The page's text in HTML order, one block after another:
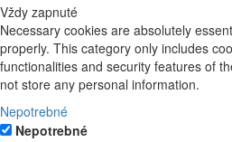
Vždy zapnuté
Necessary cookies are absolutely
properly. This category only includes
functionalities and security features of
not store any personal information.
Nepotrebné
Nepotrebné